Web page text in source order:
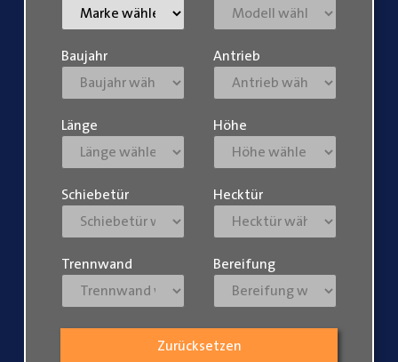
Baujahr Antrieb
Länge Höhe
Schiebetür Hecktür
Trennwand Bereifung
Zurücksetzen